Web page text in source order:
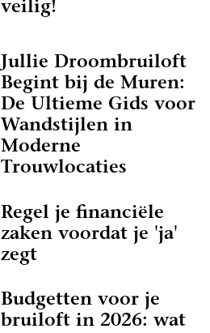
veilig!
Jullie Droombruiloft
Begint bij de Muren:
De Ultieme Gids voor
Wandstijlen in
Moderne
Trouwlocaties
Regel je financiële
zaken voordat je 'ja'
zegt
Budgetten voor je
bruiloft in 2026: wat